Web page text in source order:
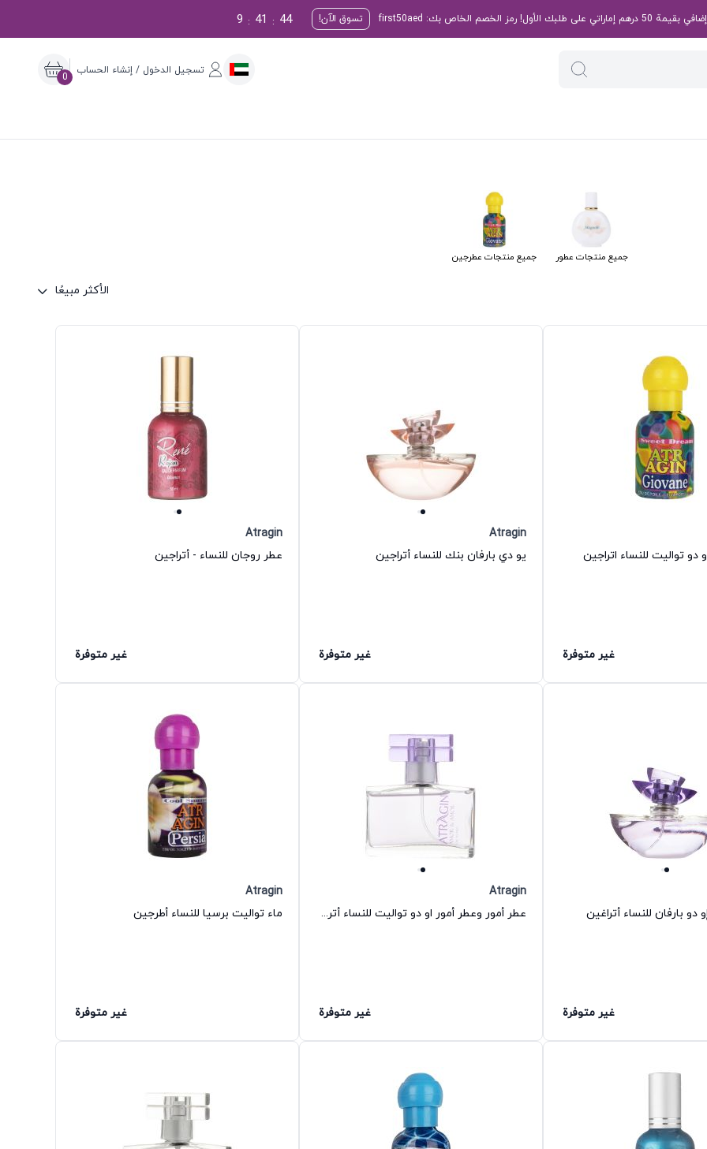
تسوق الآن! 43
:
41
:
9
تسجيل الدخول / إنشاء الحساب
0
جميع منتجات عطور جميع منتجات عطرجين
الأكثر مبيعًا
دو تواليت للنساء اتراجين
غير متوفرة
Atragin
يو دي بارفان بنك للنساء أتراجين
غير متوفرة
Atragin
عطر روجان للنساء - أتراجين
غير متوفرة
بارفان للنساء أتراغين
غير متوفرة
Atragin
عطر أمور وعطر أمور او دو تواليت للنساء أترجين
غير متوفرة
Atragin
ماء تواليت برسيا للنساء أطرجين
غير متوفرة